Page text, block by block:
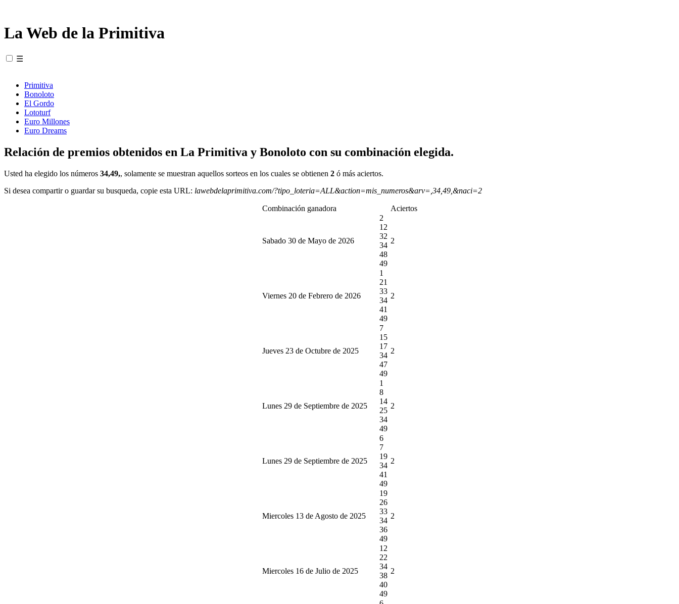
La Web de la Primitiva
☰
Primitiva
Bonoloto
El Gordo
Lototurf
Euro Millones
Euro Dreams
Relación de premios obtenidos en La Primitiva y Bonoloto con su combinación elegida.
Usted ha elegido los números 34,49,, solamente se muestran aquellos sorteos en los cuales se obtienen 2 ó más aciertos.
Si desea compartir o guardar su busqueda, copie esta URL: lawebdelaprimitiva.com/?tipo_loteria=ALL&action=mis_numeros&arv=,34,49,&naci=2
Combinación ganadora Aciertos
Sabado 30 de Mayo de 2026
2
12
32
34
48
49
2
Viernes 20 de Febrero de 2026
1
21
33
34
41
49
2
Jueves 23 de Octubre de 2025
7
15
17
34
47
49
2
Lunes 29 de Septiembre de 2025
1
8
14
25
34
49
2
Lunes 29 de Septiembre de 2025
6
7
19
34
41
49
2
Miercoles 13 de Agosto de 2025
19
26
33
34
36
49
2
Miercoles 16 de Julio de 2025
12
22
34
38
40
49
2